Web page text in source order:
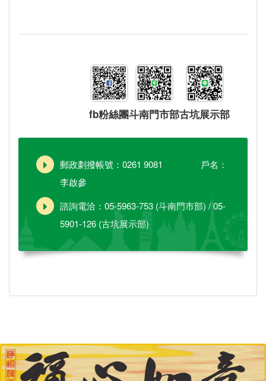
fb粉絲團斗南門市部古坑展示部
郵政劃撥帳號：0261 9081 戶名：
李啟參
諮詢電洽：05-5963-753 (斗南門市部) / 05-
5901-126 (古坑展示部)